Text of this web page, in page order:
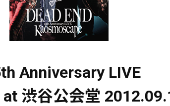
Anniversary LIVE
渋谷公会堂